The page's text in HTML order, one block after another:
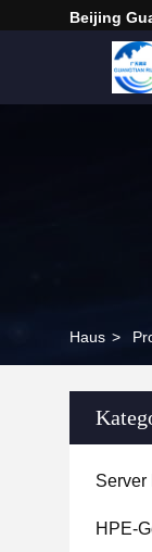
Beijing
Haus >
Server
HPE-